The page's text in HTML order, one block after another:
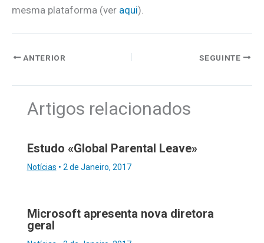
mesma plataforma (ver aqui).
ANTERIOR SEGUINTE
Artigos relacionados
Estudo «Global Parental Leave»
Notícias • 2 de Janeiro, 2017
Microsoft apresenta nova diretora
geral